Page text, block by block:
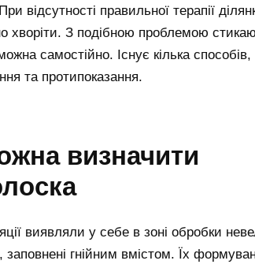
відсутності правильної терапії
хворіти. З подібною проблемою
самостійно. Існує кілька
та протипоказання.
визначити
виявляли у себе в зоні обробки
гнійним вмістом. Їх